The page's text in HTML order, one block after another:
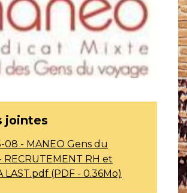
jointes
08 - MANEO Gens du
RECRUTEMENT RH et
LAST.pdf (PDF - 0.36Mo)